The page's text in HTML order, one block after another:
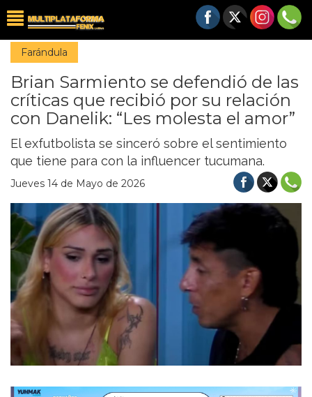
Farándula
Brian Sarmiento se defendió de las
críticas que recibió por su relación
con Danelik: “Les molesta el amor”
El exfutbolista se sinceró sobre el sentimiento
que tiene para con la influencer tucumana.
Jueves 14 de Mayo de 2026